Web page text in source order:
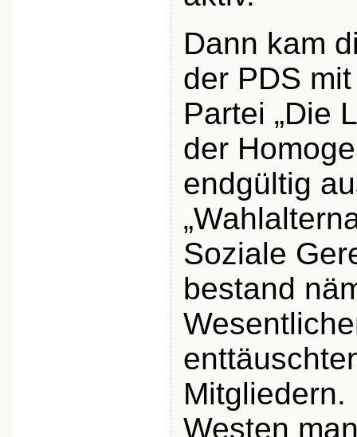
Dann kam
der PDS
Partei „Die
der
endgültig
Soziale
bestand
Westen